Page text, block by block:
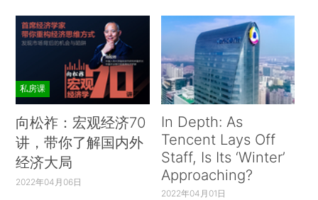
私房课
向松祚：宏观经济70
讲，带你了解国内外
经济大局
2022年04月06日
In Depth: As
Tencent Lays Off
Staff, Is Its ‘Winter’
Approaching?
2022年04月01日